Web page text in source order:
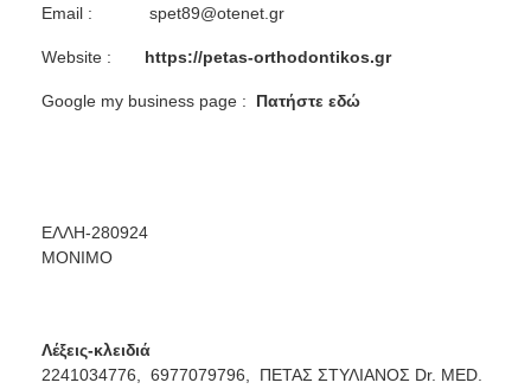
Email : spet89@otenet.gr
Website : https://petas-orthodontikos.gr
Google my business page : Πατήστε εδώ
ΕΛΛΗ-280924
ΜΟΝΙΜΟ
Λέξεις-κλειδιά
2241034776, 6977079796,
ΠΕΤΑΣ ΣΤΥΛΙΑΝΟΣ Dr. MED.